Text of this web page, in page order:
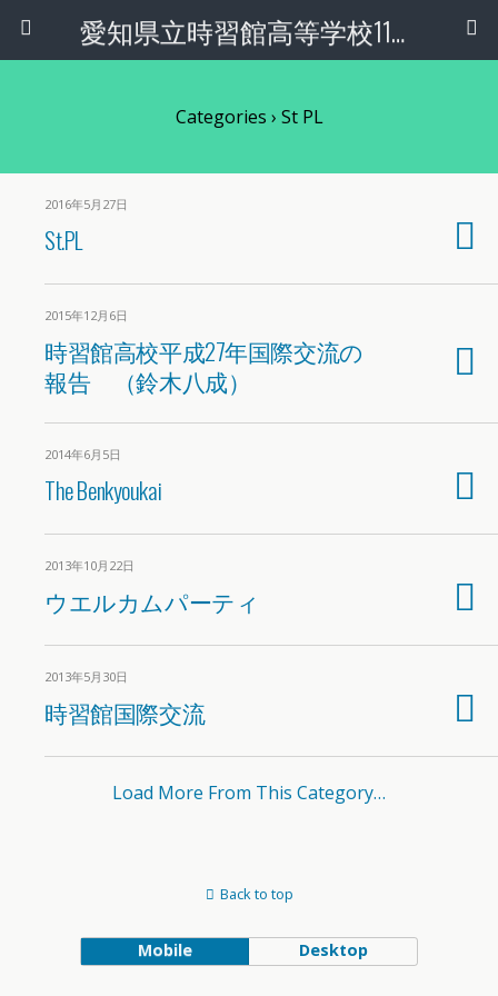
愛知県立時習館高等学校11回生
Categories › St PL
2016年5月27日
St.PL
2015年12月6日
時習館高校平成27年国際交流の
報告 （鈴木八成）
2014年6月5日
The Benkyoukai
2013年10月22日
ウエルカムパーティ
2013年5月30日
時習館国際交流
Load More From This Category…
Back to top
Mobile Desktop